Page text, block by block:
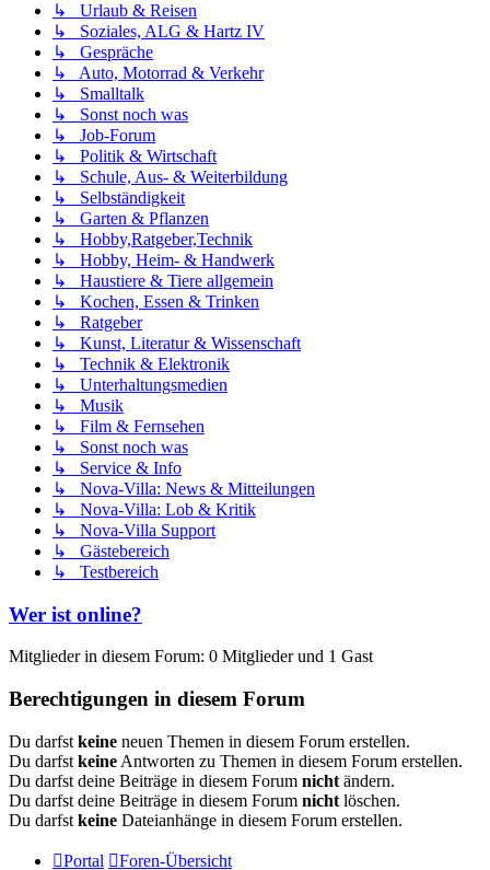
↳ Urlaub & Reisen
↳ Soziales, ALG & Hartz IV
↳ Gespräche
↳ Auto, Motorrad & Verkehr
↳ Smalltalk
↳ Sonst noch was
↳ Job-Forum
↳ Politik & Wirtschaft
↳ Schule, Aus- & Weiterbildung
↳ Selbständigkeit
↳ Garten & Pflanzen
↳ Hobby,Ratgeber,Technik
↳ Hobby, Heim- & Handwerk
↳ Haustiere & Tiere allgemein
↳ Kochen, Essen & Trinken
↳ Ratgeber
↳ Kunst, Literatur & Wissenschaft
↳ Technik & Elektronik
↳ Unterhaltungsmedien
↳ Musik
↳ Film & Fernsehen
↳ Sonst noch was
↳ Service & Info
↳ Nova-Villa: News & Mitteilungen
↳ Nova-Villa: Lob & Kritik
↳ Nova-Villa Support
↳ Gästebereich
↳ Testbereich
Wer ist online?
Mitglieder in diesem Forum: 0 Mitglieder und 1 Gast
Berechtigungen in diesem Forum
Du darfst keine neuen Themen in diesem Forum erstellen.
Du darfst keine Antworten zu Themen in diesem Forum erstellen.
Du darfst deine Beiträge in diesem Forum nicht ändern.
Du darfst deine Beiträge in diesem Forum nicht löschen.
Du darfst keine Dateianhänge in diesem Forum erstellen.
Portal Foren-Übersicht